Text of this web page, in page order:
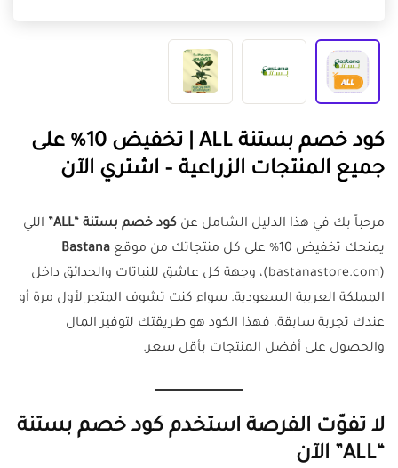
كود خصم بستنة ALL | تخفيض 10% على
جميع المنتجات الزراعية – اشتري الآن
مرحباً بك في هذا الدليل الشامل عن كود خصم بستنة “ALL”
اللي
يمنحك تخفيض 10% على كل منتجاتك من موقع
Bastana
(bastanastore.com)، وجهة كل عاشق للنباتات والحدائق داخل
المملكة العربية السعودية. سواء كنت تشوف المتجر لأول مرة أو
عندك تجربة سابقة، فهذا الكود هو طريقتك لتوفير المال
والحصول على أفضل المنتجات بأقل سعر.
لا تفوّت الفرصة استخدم كود خصم بستنة
“ALL” الآن